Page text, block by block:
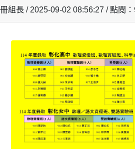
組長 / 2025-09-02 08:56:27 / 點閱